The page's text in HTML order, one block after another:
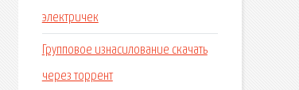
электричек
Групповое изнасилование скачать
через торрент